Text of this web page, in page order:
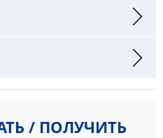
/ ПОЛУЧИТЬ